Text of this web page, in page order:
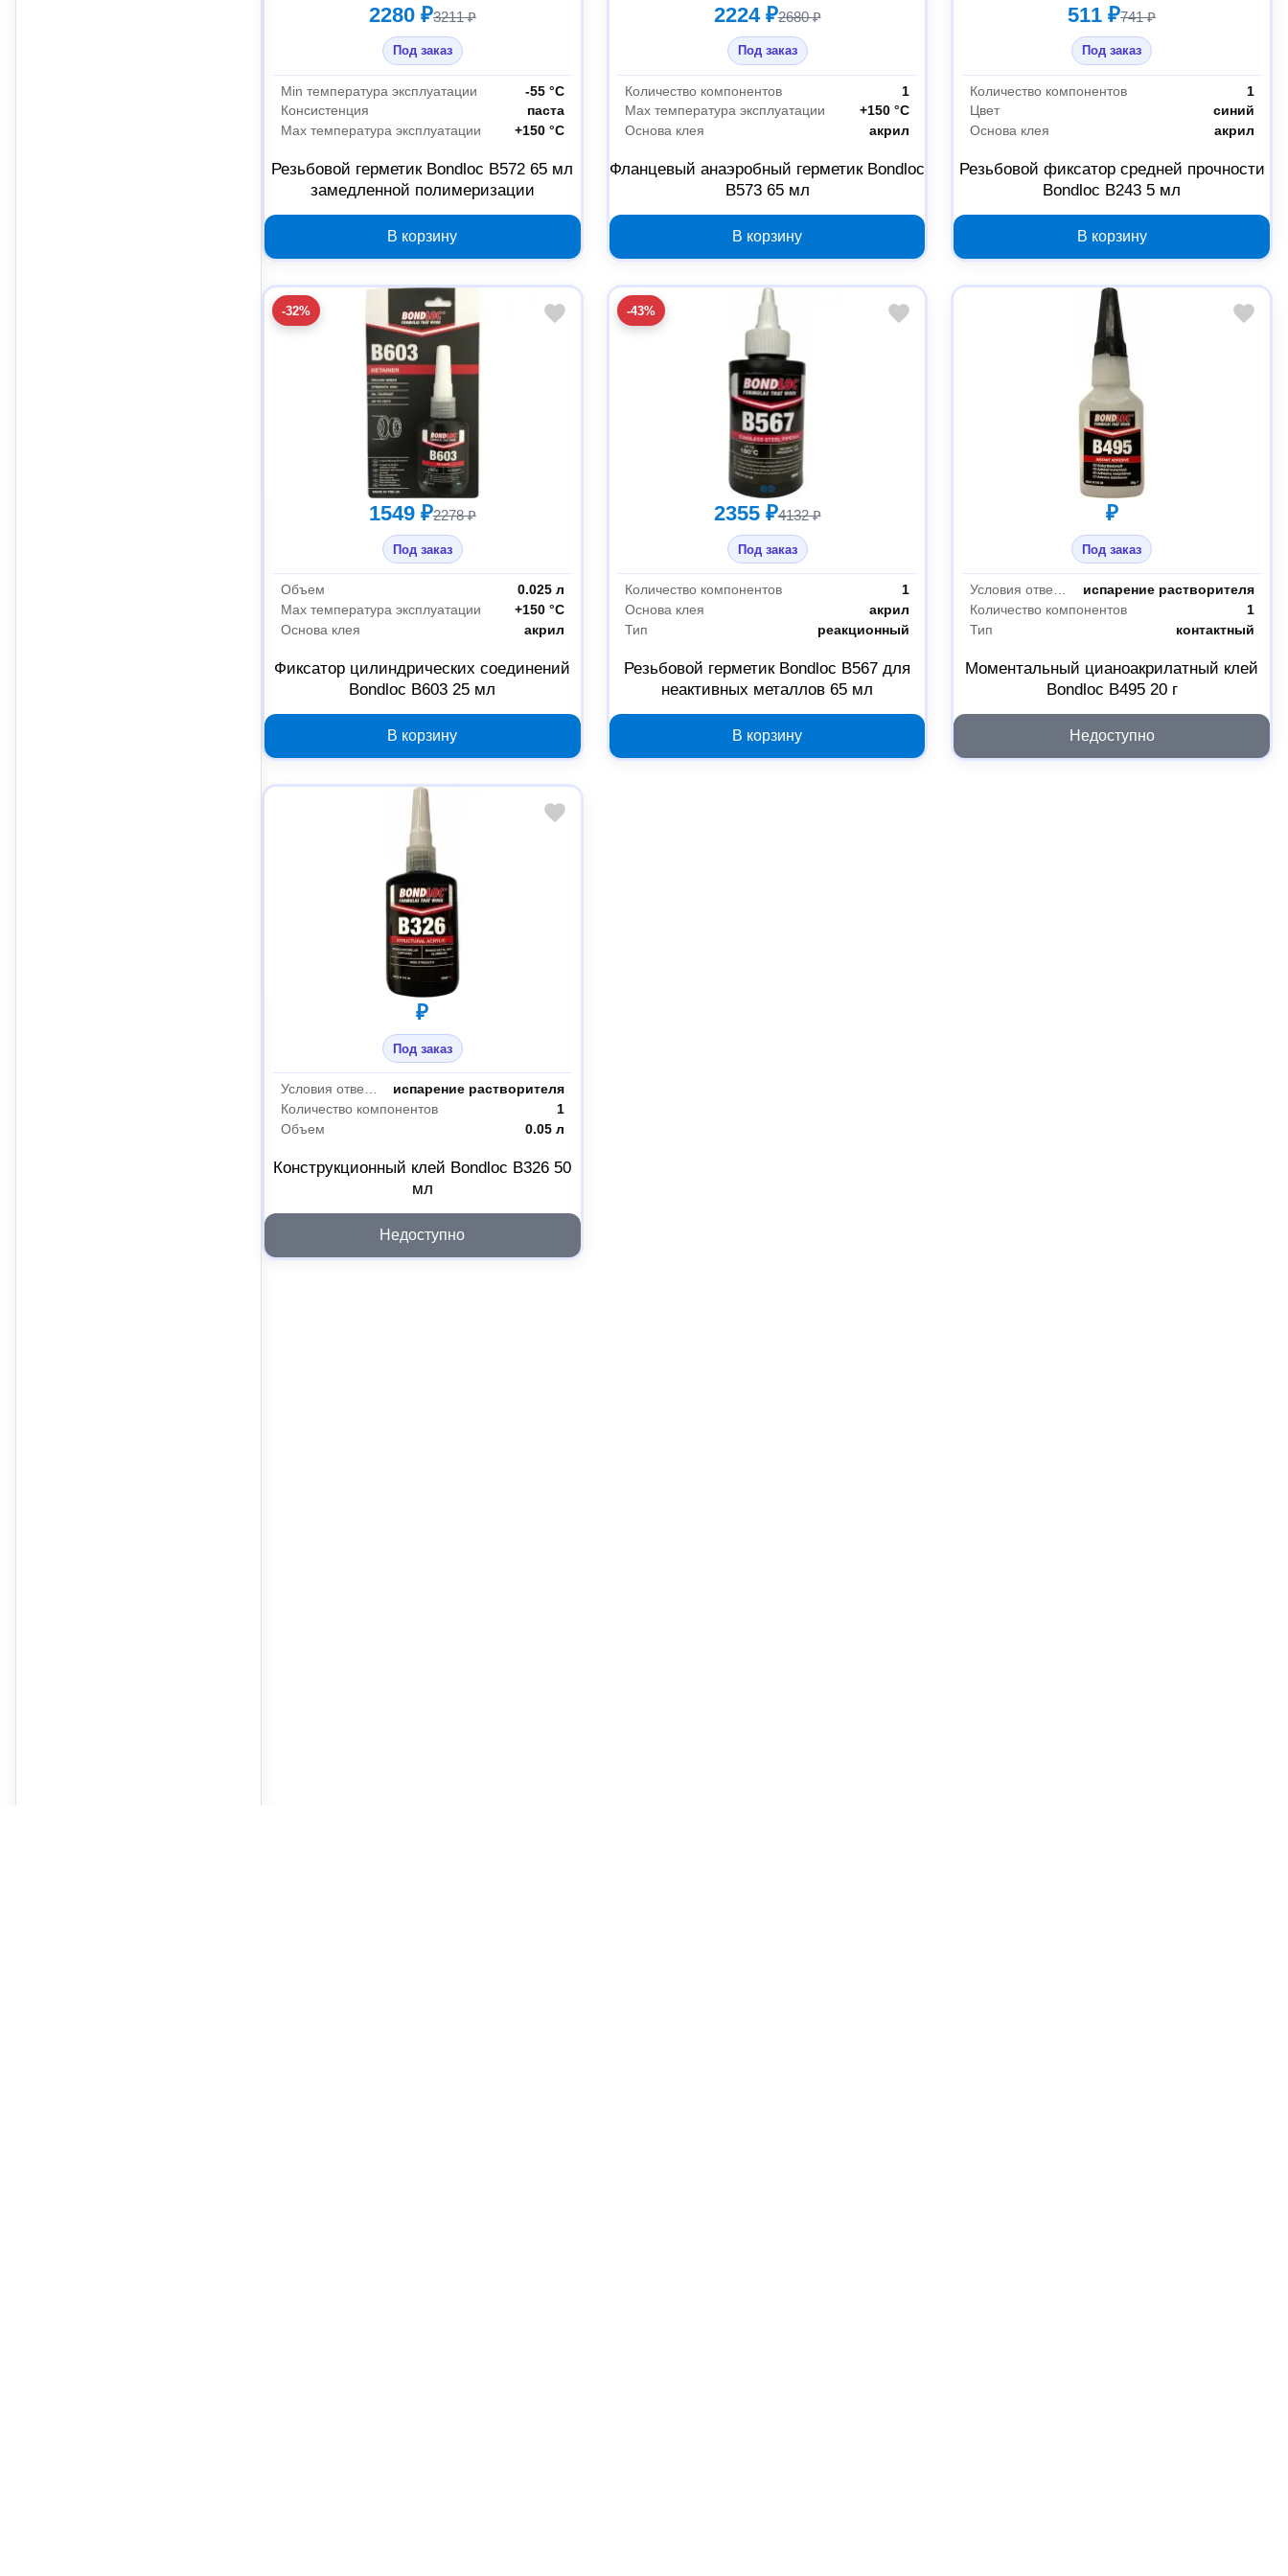
2280 ₽3211 ₽
Под заказ
Min температура эксплуатации
-55 °С
Консистенция
паста
Max температура эксплуатации
+150 °С
Резьбовой герметик Bondloc B572 65 мл
замедленной полимеризации
В корзину
2224 ₽2680 ₽
Под заказ
Количество компонентов
1
Max температура эксплуатации
+150 °С
Основа клея
акрил
Фланцевый анаэробный герметик Bondloc
B573 65 мл
В корзину
511 ₽741 ₽
Под заказ
Количество компонентов
1
Цвет
синий
Основа клея
акрил
Резьбовой фиксатор средней прочности
Bondloc B243 5 мл
В корзину
-32%
1549 ₽2278 ₽
Под заказ
Объем
0.025 л
Max температура эксплуатации
+150 °С
Основа клея
акрил
Фиксатор цилиндрических соединений
Bondloc B603 25 мл
В корзину
-43%
2355 ₽4132 ₽
Под заказ
Количество компонентов
1
Основа клея
акрил
Тип
реакционный
Резьбовой герметик Bondloc B567 для
неактивных металлов 65 мл
В корзину
₽
Под заказ
Условия отверждения
испарение растворителя
Количество компонентов
1
Тип
контактный
Моментальный цианоакрилатный клей
Bondloc B495 20 г
Недоступно
₽
Под заказ
испарение растворителя
Количество компонентов
1
Объем
0.05 л
Конструкционный клей Bondloc B326 50
мл
Недоступно